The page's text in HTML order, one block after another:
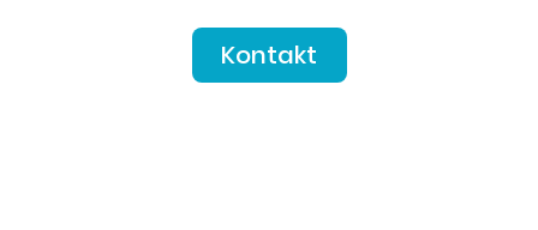
Kontakt